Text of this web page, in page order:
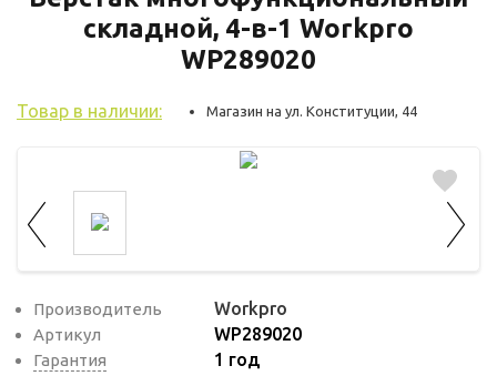
складной, 4-в-1 Workpro
WP289020
Товар в наличии: Магазин на ул. Конституции, 44
Производитель Workpro
Артикул WP289020
Гарантия 1 год
пользователей на сайте. Эти файлы cookie
помогают понять, как используется сайт,
и сделать функционал сайта максимально
удобным для пользователей.
Рекламные файлы cookie используются
для целей маркетинга и улучшения
качества рекламы. Эти файлы cookie
высокую точность и ценность содержания
маркетинговых и рекламных материалов
для пользователей сайта.